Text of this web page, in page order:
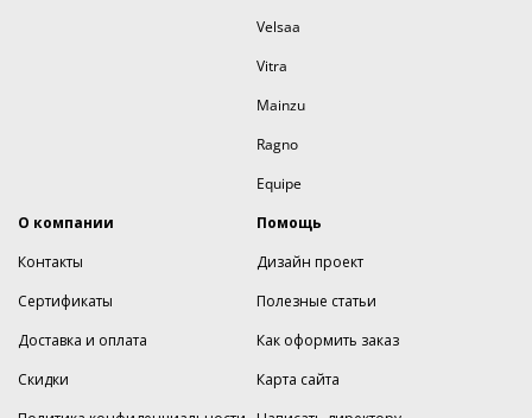
Velsaa
Vitra
Mainzu
Ragno
Equipe
О компании
Контакты
Сертификаты
Доставка и оплата
Скидки
Помощь
Дизайн проект
Полезные статьи
Как оформить заказ
Карта сайта